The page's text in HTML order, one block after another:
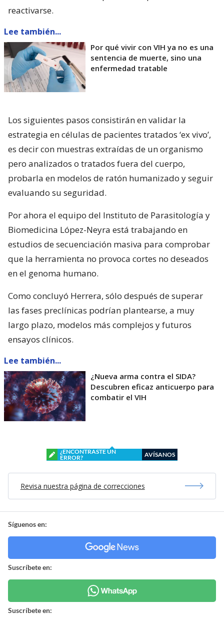
reactivarse.
Lee también...
Por qué vivir con VIH ya no es una
sentencia de muerte, sino una
enfermedad tratable
Los siguientes pasos consistirán en validar la
estrategia en células de pacientes tratados ‘ex vivo’,
es decir con muestras extraídas de un organismo
pero analizados o tratados fuera del cuerpo,
probarla en modelos de ratón humanizado y seguir
evaluando su seguridad.
Por ahora el equipo del Instituto de Parasitología y
Biomedicina López-Neyra está trabajando en
estudios de secuenciación masiva para comprobar
que la herramienta no provoca cortes no deseados
en el genoma humano.
Como concluyó Herrera, sólo después de superar
las fases preclínicas podrían plantearse, a muy
largo plazo, modelos más complejos y futuros
ensayos clínicos.
Lee también...
¿Nueva arma contra el SIDA?
Descubren eficaz anticuerpo para
combatir el VIH
¿ENCONTRASTE UN
ERROR?
AVÍSANOS
Revisa nuestra página de correcciones
Síguenos en:
Suscríbete en:
Suscríbete en: